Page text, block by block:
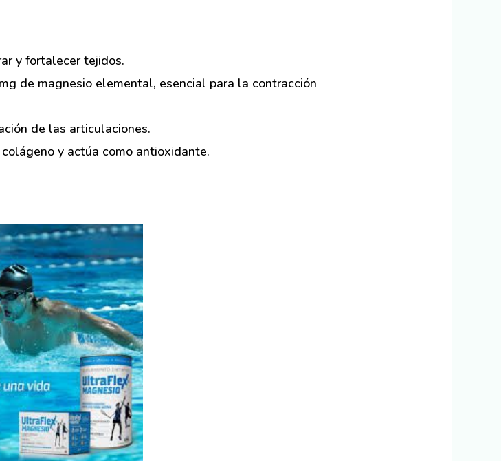
y fortalecer tejidos.
de magnesio elemental, esencial para la contracción
de las articulaciones.
y actúa como antioxidante.